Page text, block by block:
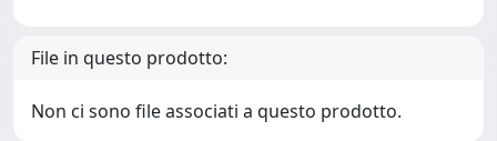
File in questo prodotto:
Non ci sono file associati a questo prodotto.